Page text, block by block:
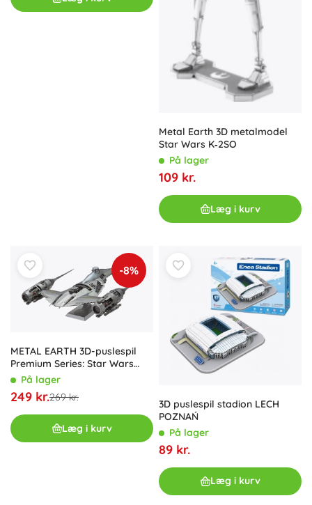
Metal Earth 3D metalmodel
Star Wars K‑2SO
På lager
109 kr.
Læg i kurv
-8%
METAL EARTH 3D-puslespil
Premium Series: Star Wars
Mandalorian N-1 Starfighter
På lager
249 kr.269 kr.
Læg i kurv
3D puslespil stadion LECH
POZNAŃ
På lager
89 kr.
Læg i kurv